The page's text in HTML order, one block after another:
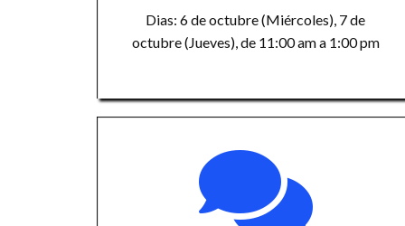
Dias: 6 de octubre (Miércoles), 7 de
octubre (Jueves), de 11:00 am a 1:00 pm